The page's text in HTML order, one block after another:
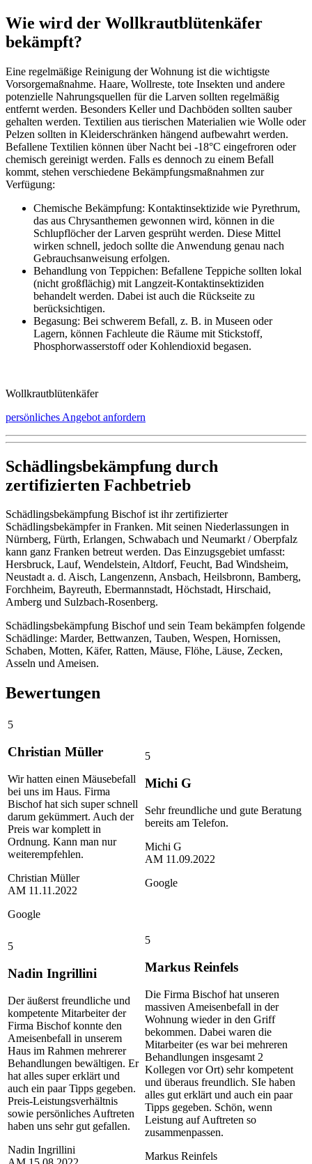
Wie wird der Wollkrautblütenkäfer
bekämpft?
Eine regelmäßige Reinigung der Wohnung ist die wichtigste
Vorsorgemaßnahme. Haare, Wollreste, tote Insekten und andere
potenzielle Nahrungsquellen für die Larven sollten regelmäßig
entfernt werden. Besonders Keller und Dachböden sollten sauber
gehalten werden. Textilien aus tierischen Materialien wie Wolle oder
Pelzen sollten in Kleiderschränken hängend aufbewahrt werden.
Befallene Textilien können über Nacht bei -18°C eingefroren oder
chemisch gereinigt werden. Falls es dennoch zu einem Befall
kommt, stehen verschiedene Bekämpfungsmaßnahmen zur
Verfügung:
Chemische Bekämpfung: Kontaktinsektizide wie Pyrethrum,
das aus Chrysanthemen gewonnen wird, können in die
Schlupflöcher der Larven gesprüht werden. Diese Mittel
wirken schnell, jedoch sollte die Anwendung genau nach
Gebrauchsanweisung erfolgen.
Behandlung von Teppichen: Befallene Teppiche sollten lokal
(nicht großflächig) mit Langzeit-Kontaktinsektiziden
behandelt werden. Dabei ist auch die Rückseite zu
berücksichtigen.
Begasung: Bei schwerem Befall, z. B. in Museen oder
Lagern, können Fachleute die Räume mit Stickstoff,
Phosphorwasserstoff oder Kohlendioxid begasen.
Wollkrautblütenkäfer
persönliches Angebot anfordern
Schädlingsbekämpfung durch
zertifizierten Fachbetrieb
Schädlingsbekämpfung Bischof ist ihr zertifizierter
Schädlingsbekämpfer in Franken. Mit seinen Niederlassungen in
Nürnberg, Fürth, Erlangen, Schwabach und Neumarkt / Oberpfalz
kann ganz Franken betreut werden. Das Einzugsgebiet umfasst:
Hersbruck, Lauf, Wendelstein, Altdorf, Feucht, Bad Windsheim,
Neustadt a. d. Aisch, Langenzenn, Ansbach, Heilsbronn, Bamberg,
Forchheim, Bayreuth, Ebermannstadt, Höchstadt, Hirschaid,
Amberg und Sulzbach-Rosenberg.
Schädlingsbekämpfung Bischof und sein Team bekämpfen folgende
Schädlinge: Marder, Bettwanzen, Tauben, Wespen, Hornissen,
Schaben, Motten, Käfer, Ratten, Mäuse, Flöhe, Läuse, Zecken,
Asseln und Ameisen.
Bewertungen
5
Christian Müller
Wir hatten einen Mäusebefall
bei uns im Haus. Firma
Bischof hat sich super schnell
darum gekümmert. Auch der
Preis war komplett in
Ordnung. Kann man nur
weiterempfehlen.
Christian Müller
AM 11.11.2022
Google
5
Michi G
Sehr freundliche und gute Beratung
bereits am Telefon.
Michi G
AM 11.09.2022
Google
5
Nadin Ingrillini
Der äußerst freundliche und
kompetente Mitarbeiter der
Firma Bischof konnte den
Ameisenbefall in unserem
Haus im Rahmen mehrerer
Behandlungen bewältigen. Er
hat alles super erklärt und
auch ein paar Tipps gegeben.
Preis-Leistungsverhältnis
sowie persönliches Auftreten
haben uns sehr gut gefallen.
Nadin Ingrillini
5
Markus Reinfels
Die Firma Bischof hat unseren
massiven Ameisenbefall in der
Wohnung wieder in den Griff
bekommen. Dabei waren die
Mitarbeiter (es war bei mehreren
Behandlungen insgesamt 2
Kollegen vor Ort) sehr kompetent
und überaus freundlich. SIe haben
alles gut erklärt und auch ein paar
Tipps gegeben. Schön, wenn
Leistung auf Auftreten so
zusammenpassen.
Markus Reinfels